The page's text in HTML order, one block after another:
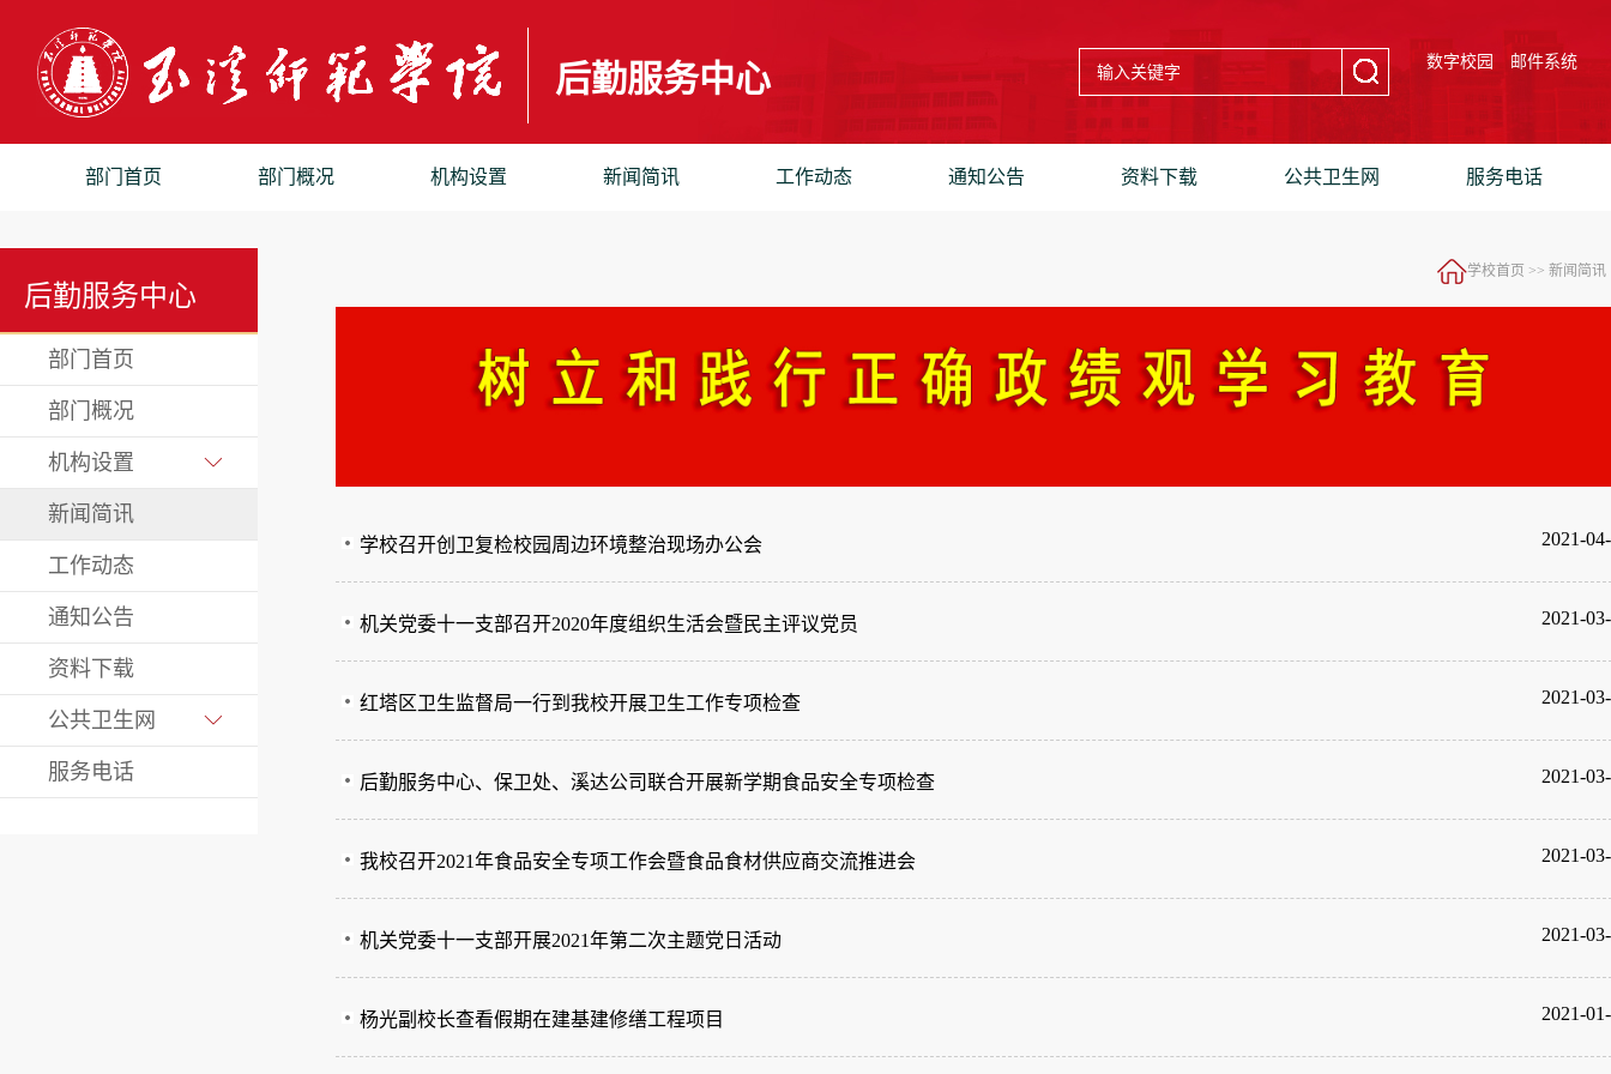
后勤服务中心 数字校园 邮件系统
部门首页 部门概况 机构设置 新闻简讯 工作动态 通知公告 资料下载 公共卫生网 服务电话
后勤服务中心
部门首页
部门概况
机构设置
新闻简讯
工作动态
通知公告
资料下载
公共卫生网
服务电话
学校首页 >> 新闻简讯
学校召开创卫复检校园周边环境整治现场办公会 2021-
机关党委十一支部召开2020年度组织生活会暨民主评议党员 2021-
红塔区卫生监督局一行到我校开展卫生工作专项检查 2021-
后勤服务中心、保卫处、溪达公司联合开展新学期食品安全专项检查 2021-
我校召开2021年食品安全专项工作会暨食品食材供应商交流推进会 2021-
机关党委十一支部开展2021年第二次主题党日活动 2021-
杨光副校长查看假期在建基建修缮工程项目 2021-